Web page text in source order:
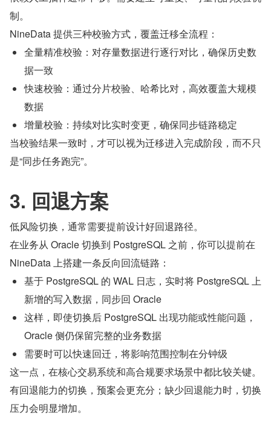
制。
NineData 提供三种校验方式，覆盖迁移全流程：
全量精准校验：对存量数据进行逐行对比，确保历史数
据一致
快速校验：通过分片校验、哈希比对，高效覆盖大规模
数据
增量校验：持续对比实时变更，确保同步链路稳定
当校验结果一致时，才可以视为迁移进入完成阶段，而不只
是“同步任务跑完”。
3. 回退方案
低风险切换，通常需要提前设计好回退路径。
在业务从 Oracle 切换到 PostgreSQL 之前，你可以提前在
NineData 上搭建一条反向回流链路：
基于 PostgreSQL 的 WAL 日志，实时将 PostgreSQL 上
新增的写入数据，同步回 Oracle
这样，即使切换后 PostgreSQL 出现功能或性能问题，
Oracle 侧仍保留完整的业务数据
需要时可以快速回迁，将影响范围控制在分钟级
这一点，在核心交易系统和高合规要求场景中都比较关键。
有回退能力的切换，预案会更充分；缺少回退能力时，切换
压力会明显增加。